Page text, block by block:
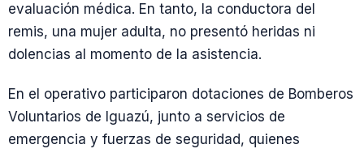
evaluación médica. En tanto, la conductora del
remis, una mujer adulta, no presentó heridas ni
dolencias al momento de la asistencia.
En el operativo participaron dotaciones de Bomberos
Voluntarios de Iguazú, junto a servicios de
emergencia y fuerzas de seguridad, quienes